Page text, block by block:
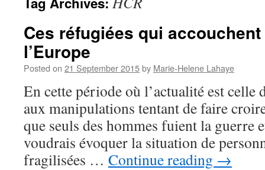
Ces réfugiées qui
l’Europe
Posted on 21 September 2015by Marie-Helene Lahaye
En cette période où l’actualité est celle
aux manipulations tentant de faire
que seuls des hommes fuient la guerre
voudrais évoquer la situation de
fragilisées … Continue reading →